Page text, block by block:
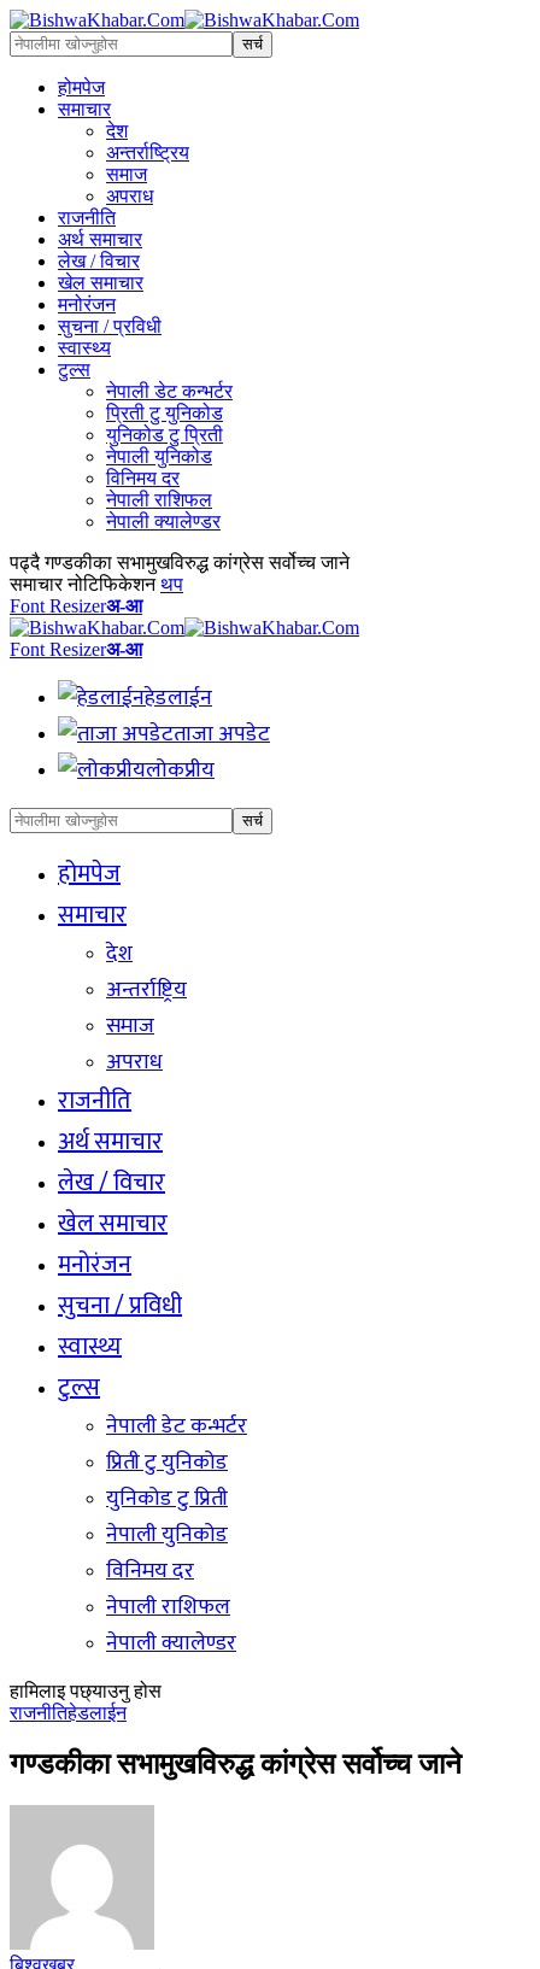
होमपेज
समाचार
देश
अन्तर्राष्ट्रिय
समाज
अपराध
राजनीति
अर्थ समाचार
लेख / विचार
खेल समाचार
मनोरंजन
सुचना / प्रविधी
स्वास्थ्य
टुल्स
नेपाली डेट कन्भर्टर
प्रिती टु युनिकोड
युनिकोड टु प्रिती
नेपाली युनिकोड
विनिमय दर
नेपाली राशिफल
नेपाली क्यालेण्डर
पढ्दै गण्डकीका सभामुखविरुद्ध कांग्रेस सर्वोच्च जाने
समाचार नोटिफिकेशन थप
Font Resizerअ-आ
Font Resizerअ-आ
हेडलाईन
ताजा अपडेट
लोकप्रीय
होमपेज
समाचार
देश
अन्तर्राष्ट्रिय
समाज
अपराध
राजनीति
अर्थ समाचार
लेख / विचार
खेल समाचार
मनोरंजन
सुचना / प्रविधी
स्वास्थ्य
टुल्स
नेपाली डेट कन्भर्टर
प्रिती टु युनिकोड
युनिकोड टु प्रिती
नेपाली युनिकोड
विनिमय दर
नेपाली राशिफल
नेपाली क्यालेण्डर
हामिलाइ पछ्याउनु होस
राजनीतिहेडलाईन
गण्डकीका सभामुखविरुद्ध कांग्रेस सर्वोच्च जाने
बिश्वखबर